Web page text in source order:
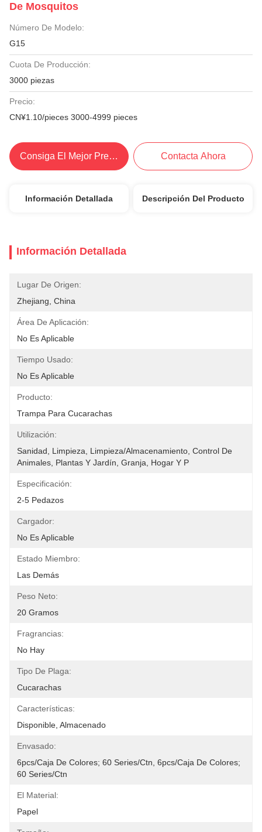
De Mosquitos
Número De Modelo:
G15
Cuota De Producción:
3000 piezas
Precio:
CN¥1.10/pieces 3000-4999 pieces
Consiga El Mejor Precio Contacta Ahora
Información Detallada Descripción Del Producto
Información Detallada
Lugar De Origen:
Zhejiang, China
Área De Aplicación:
No Es Aplicable
Tiempo Usado:
No Es Aplicable
Producto:
Trampa Para Cucarachas
Utilización:
Sanidad, Limpieza, Limpieza/almacenamiento, Control De
Animales, Plantas Y Jardín, Granja, Hogar Y P
Especificación:
2-5 Pedazos
Cargador:
No Es Aplicable
Estado Miembro:
Las Demás
Peso Neto:
20 Gramos
Fragrancias:
No Hay
Tipo De Plaga:
Cucarachas
Características:
Disponible, Almacenado
Envasado:
6pcs/caja De Colores; 60 Series/ctn, 6pcs/caja De Colores;
60 Series/ctn
El Material:
Papel